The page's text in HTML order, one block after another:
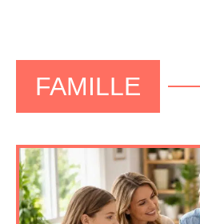
FAMILLE